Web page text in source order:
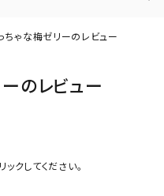
ちゃな梅ゼリーのレビュー
のレビュー
クしてください。